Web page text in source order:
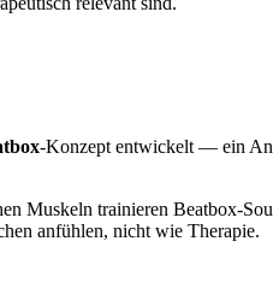
-Konzept entwickelt — ein
Muskeln trainieren Beatbox-
anfühlen, nicht wie Therapie.